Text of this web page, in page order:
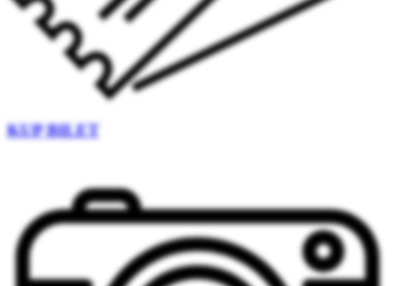
KUP BILET